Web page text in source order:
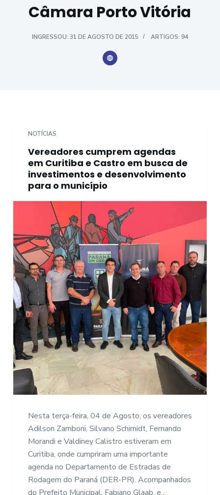
Câmara Porto Vitória
INGRESSOU: 31 DE AGOSTO DE 2015 ARTIGOS: 94
NOTÍCIAS
Vereadores cumprem agendas
em Curitiba e Castro em busca de
investimentos e desenvolvimento
para o município
Nesta terça-feira, 04 de Agosto, os vereadores
Adilson Zamboni, Silvano Schimidt, Fernando
Morandi e Valdiney Calistro estiveram em
Curitiba, onde cumpriram uma importante
agenda no Departamento de Estradas de
Rodagem do Paraná (DER-PR). Acompanhados
do Prefeito Municipal, Fabiano Glaab, e…